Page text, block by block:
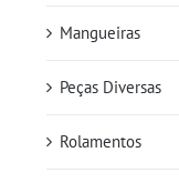
Mangueiras
Peças Diversas
Rolamentos